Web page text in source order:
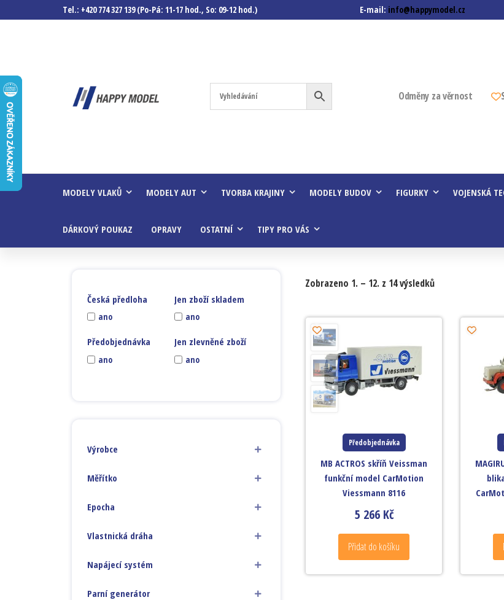
Tel.: +420 774 327 139 (Po-Pá: 11-17 hod., So: 09-12 hod.) E-mail: info@happymodel.cz
Happymodel.cz
modelová
Odměny za věrnost
MODELY VLAKŮ MODELY AUT TVORBA KRAJINY MODELY BUDOV FIGURKY VOJENSKÁ
DÁRKOVÝ POUKAZ OPRAVY OSTATNÍ TIPY PRO VÁS
Zobrazeno 1. – 12. z 14 výsledků
Předobjednávka
MB ACTROS skříň Veissman
funkční model CarMotion
Viessmann 8116
5 266 Kč
Přidat do košíku
Česká předloha
ano
Jen zboží skladem
ano
Předobjednávka
ano
Jen zlevněné zboží
ano
Výrobce
Měřítko
Epocha
Vlastnická dráha
Napájecí systém
Parní generátor